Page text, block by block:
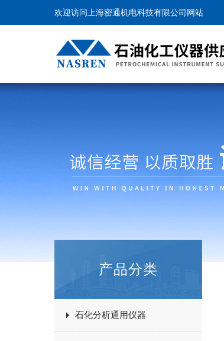
欢迎访问上海密通机电科技有限公司网站
产品分类
石化分析通用仪器